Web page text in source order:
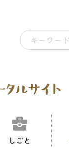
しごと